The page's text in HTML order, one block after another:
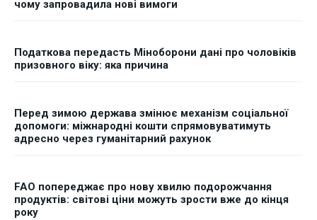
чому запровадила нові вимоги
Податкова передасть Міноборони дані про чоловіків
призовного віку: яка причина
Перед зимою держава змінює механізм соціальної
допомоги: міжнародні кошти спрямовуватимуть
адресно через гуманітарний рахунок
FAO попереджає про нову хвилю подорожчання
продуктів: світові ціни можуть зрости вже до кінця
року